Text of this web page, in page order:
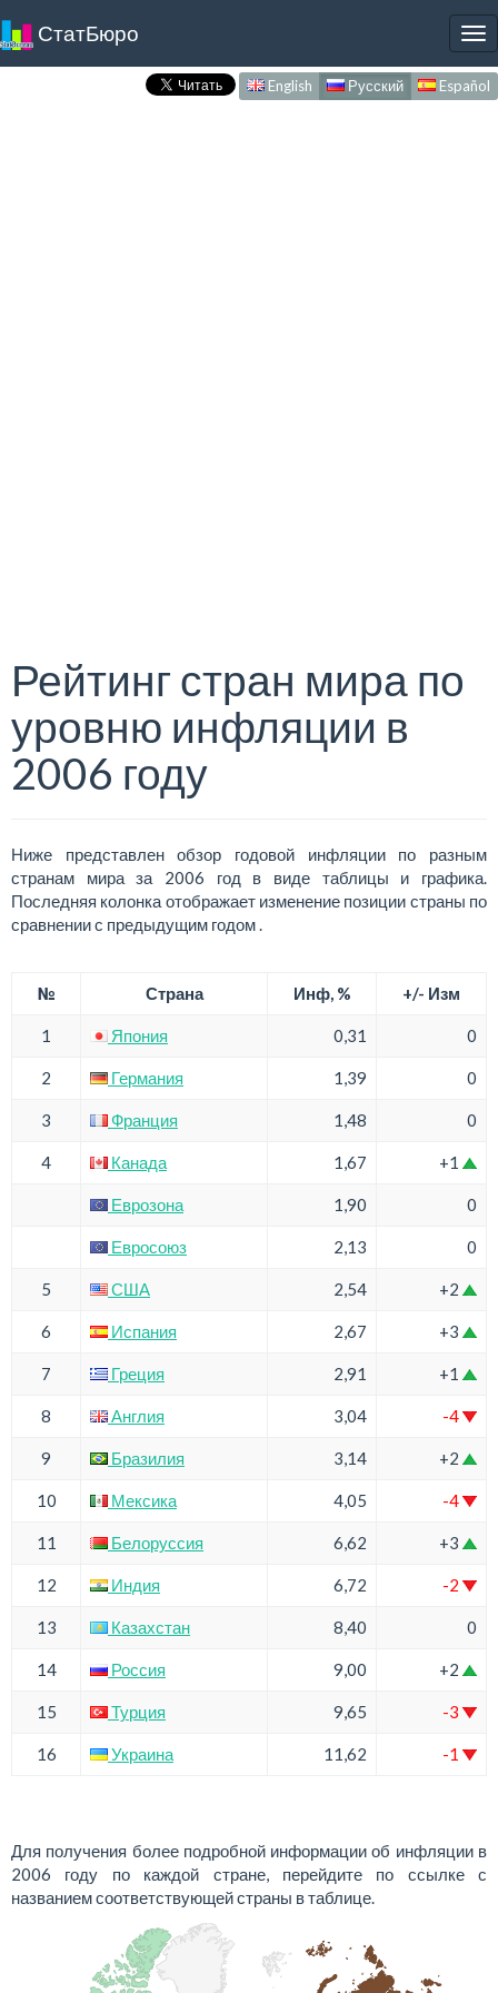
СтатБюро
English Русский Español
Рейтинг стран мира по
уровню инфляции в
2006 году
Ниже представлен обзор годовой инфляции по разным
странам мира за 2006 год в виде таблицы и графика.
Последняя колонка отображает изменение позиции страны по
сравнении с предыдущим годом .
№ Страна Инф, % +/- Изм
1 Япония 0,31 0
2 Германия 1,39 0
3 Франция 1,48 0
4 Канада 1,67 +1
Еврозона 1,90 0
Евросоюз 2,13 0
5 США 2,54 +2
6 Испания 2,67 +3
7 Греция 2,91 +1
8 Англия 3,04 -4
9 Бразилия 3,14 +2
10 Мексика 4,05 -4
11 Белоруссия 6,62 +3
12 Индия 6,72 -2
13 Казахстан 8,40 0
14 Россия 9,00 +2
15 Турция 9,65 -3
16 Украина 11,62 -1
Для получения более подробной информации об инфляции в
2006 году по каждой стране, перейдите по ссылке с
названием соответствующей страны в таблице.